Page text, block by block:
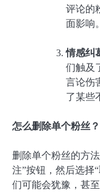
评论的
面影响。
情感纠
们触及
言论伤
了某些
怎么删除单个粉丝？
删除单个粉丝的方
注”按钮，然后选择
们可能会犹豫，甚至